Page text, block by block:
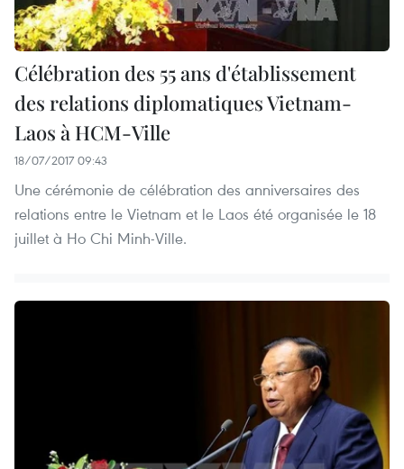
Célébration des 55 ans d'établissement
des relations diplomatiques Vietnam-
Laos à HCM-Ville
18/07/2017 09:43
Une cérémonie de célébration des anniversaires des
relations entre le Vietnam et le Laos été organisée le 18
juillet à Ho Chi Minh-Ville.